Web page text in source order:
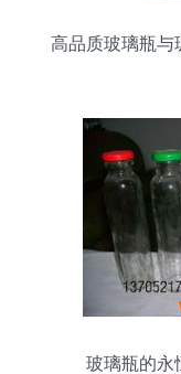
高品质玻璃瓶与
玻璃瓶的永